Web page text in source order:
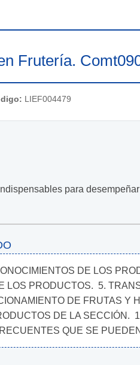
Frutería.
LIEF004479
para
DE LOS
LOS PRODUCTOS.  5.
DE FRUTAS Y
DE LA SECCIÓN.
QUE SE